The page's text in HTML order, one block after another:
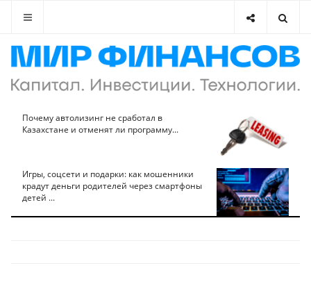
Почему автолизинг не сработал в
Казахстане и отменят ли программу...
Игры, соцсети и подарки: как мошенники
крадут деньги родителей через смартфоны
детей ...